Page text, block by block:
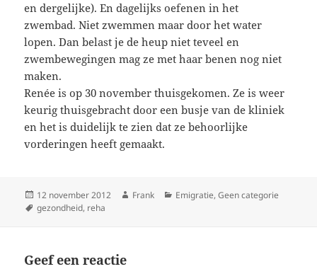
en dergelijke). En dagelijks oefenen in het
zwembad. Niet zwemmen maar door het water
lopen. Dan belast je de heup niet teveel en
zwembewegingen mag ze met haar benen nog niet
maken.
Renée is op 30 november thuisgekomen. Ze is weer
keurig thuisgebracht door een busje van de kliniek
en het is duidelijk te zien dat ze behoorlijke
vorderingen heeft gemaakt.
Geplaatst
op
12 november 2012 Auteur
Frank Categorieën
Emigratie,Geen categorie
Tags
gezondheid, reha
Geef een reactie